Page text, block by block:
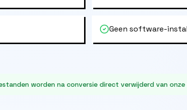
Geen software-
worden na conversie direct verwijderd van onze